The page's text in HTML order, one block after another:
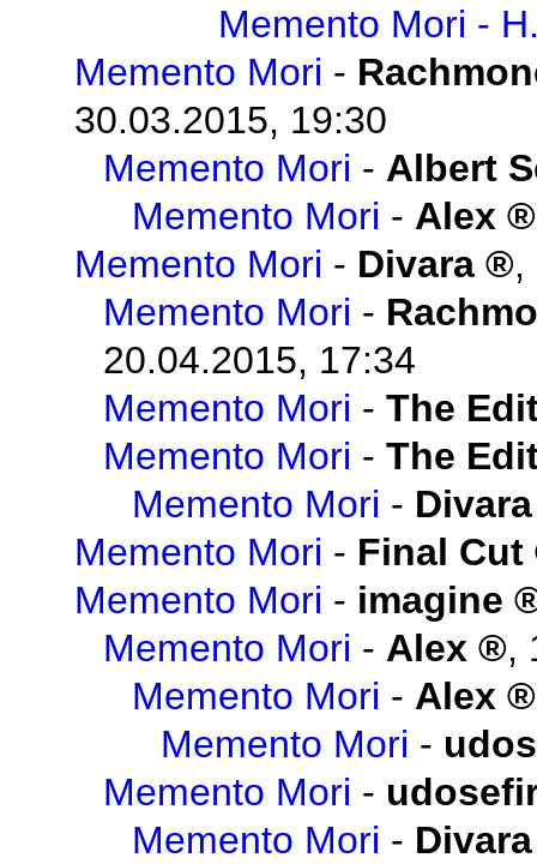
Memento Mori -
Memento Mori -
30.03.2015, 19:30
Memento Mori - Albert
Memento Mori - Alex
Memento Mori - Divara ,
Memento Mori -
20.04.2015, 17:34
Memento Mori - The
Memento Mori - The
Memento Mori - Divara
Memento Mori - Final Cut
Memento Mori - imagine
Memento Mori - Alex ,
Memento Mori - Alex
Memento Mori -
Memento Mori -
Memento Mori - Divara